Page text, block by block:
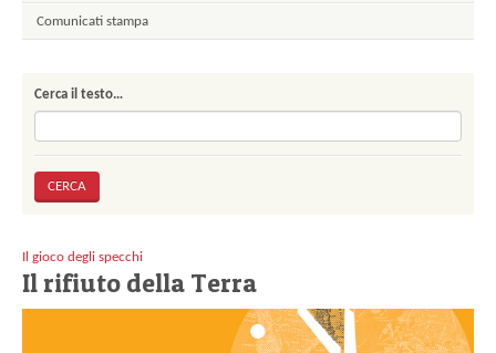
Comunicati stampa
Cerca il testo…
Il gioco degli specchi
Il rifiuto della Terra